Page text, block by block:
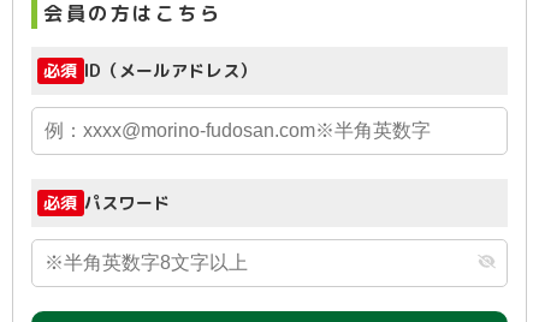
会員の方はこちら
必須 ID（メールアドレス）
必須 パスワード